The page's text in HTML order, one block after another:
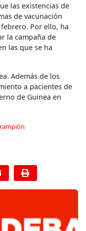
las existencias de
de vacunación
Por ello, ha
la campaña de
las que se ha
Además de los
a pacientes de
de Guinea en